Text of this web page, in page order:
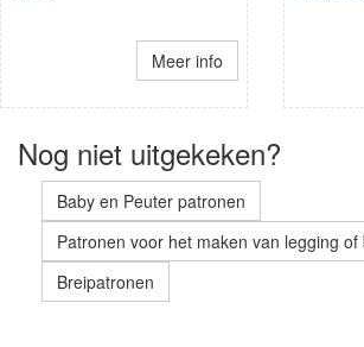
Meer info
Nog niet uitgekeken?
Baby en Peuter patronen
Patronen voor het maken van legging of
Breipatronen